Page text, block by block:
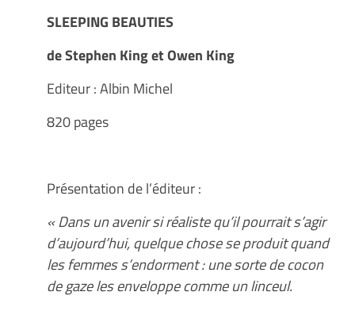
SLEEPING BEAUTIES
de Stephen King et Owen King
Editeur : Albin Michel
820 pages
Présentation de l’éditeur :
« Dans un avenir si réaliste qu’il pourrait s’agir
d’aujourd’hui, quelque chose se produit quand
les femmes s’endorment : une sorte de cocon
de gaze les enveloppe comme un linceul.